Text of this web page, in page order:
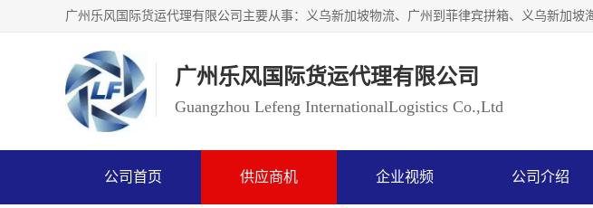
广州乐风国际货运代理有限公司
Guangzhou Lefeng InternationalLogistics Co.,Ltd
公司首页 供应商机 企业视频 公司介绍